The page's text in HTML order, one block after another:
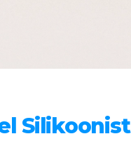
Silikoonist